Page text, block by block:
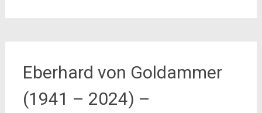
Eberhard von Goldammer
(1941 – 2024) –